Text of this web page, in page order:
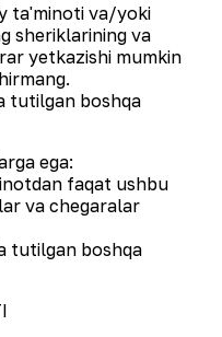
ta'minoti va/yoki
sheriklarining va
yetkazishi mumkin
tutilgan boshqa
ega:
faqat ushbu
va chegaralar
tutilgan boshqa